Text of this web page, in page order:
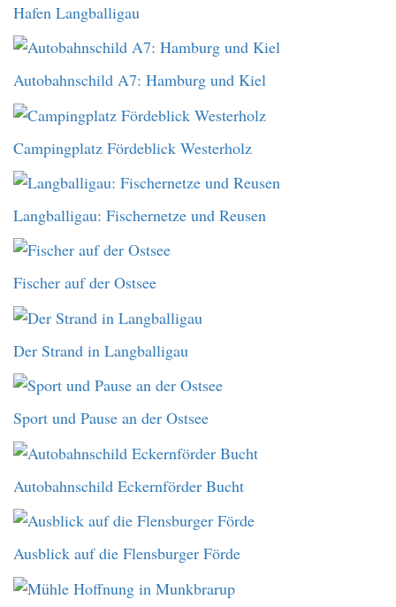
Hafen Langballigau
Autobahnschild A7: Hamburg und Kiel
Campingplatz Fördeblick Westerholz
Langballigau: Fischernetze und Reusen
Fischer auf der Ostsee
Der Strand in Langballigau
Sport und Pause an der Ostsee
Autobahnschild Eckernförder Bucht
Ausblick auf die Flensburger Förde